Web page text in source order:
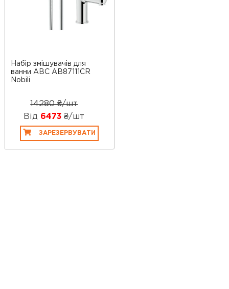
Набір змішувачів для
ванни ABC AB87111CR
Nobili
14280 ₴/шт
Від 6473₴/шт
ЗАРЕЗЕРВУВАТИ